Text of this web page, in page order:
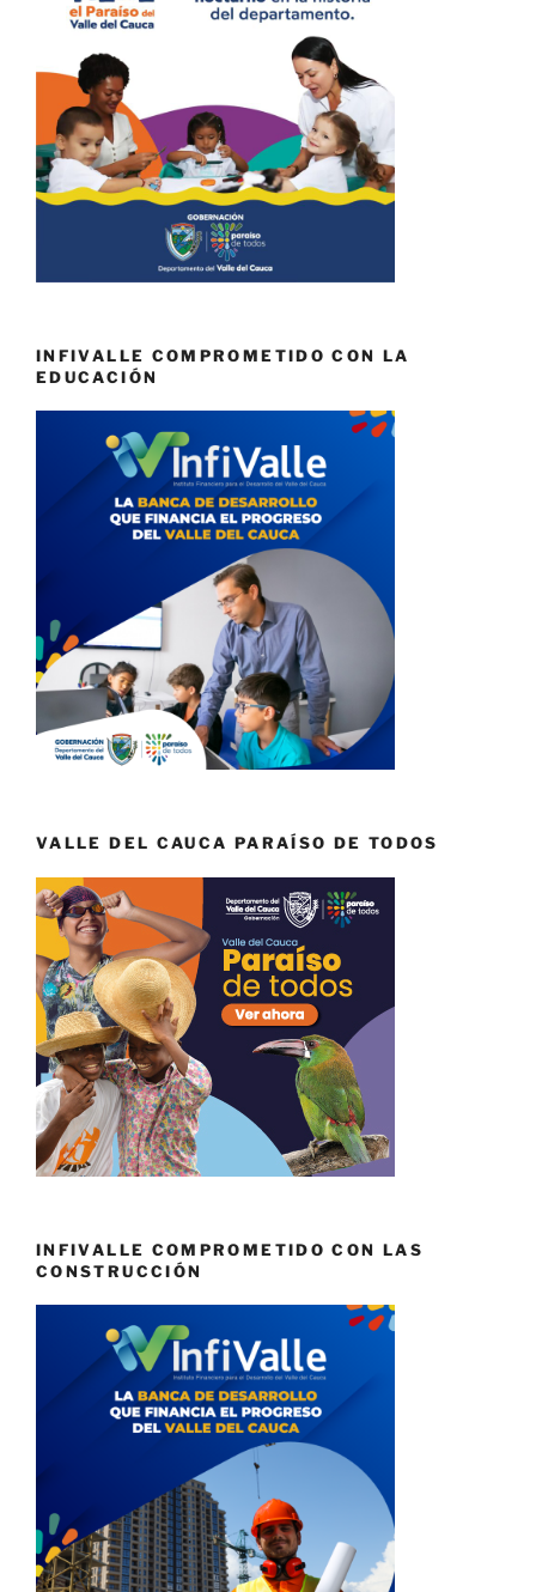
INFIVALLE COMPROMETIDO CON LA
EDUCACIÓN
VALLE DEL CAUCA PARAÍSO DE TODOS
INFIVALLE COMPROMETIDO CON LAS
CONSTRUCCIÓN